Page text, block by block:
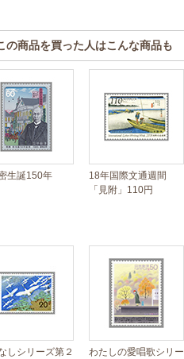
の商品を買った人はこんな商品も
生誕150年
18年国際文通週間
「見附」110円
しシリーズ第２
わたしの愛唱歌シリー